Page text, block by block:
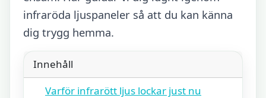
infraröda ljuspaneler så att du kan känna
dig trygg hemma.
Innehåll
Varför infrarött ljus lockar just nu